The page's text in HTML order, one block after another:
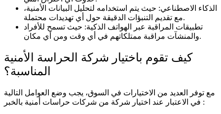
الذكاء الاصطناعي: حيث يتم استخدامه لتحليل البيانات الأمنية،
مع تقديم التنبؤات الدقيقة حول أي تهديدات محتملة.
تطبيقات المراقبة عبر الهواتف الذكية: حيث تسمح للأفراد
والمنشآت مراقبة ممتلكاتهم في أي وقت ومن أي مكان.
كيف تقوم باختيار شركة الحراسة الأمنية
المناسبة؟
مع توفر العديد من الاختيارات في السوق، يجب وضع العوامل التالية
في الاعتبار عند اختيار شركة من شركات حراسات أمنية بالخبر :